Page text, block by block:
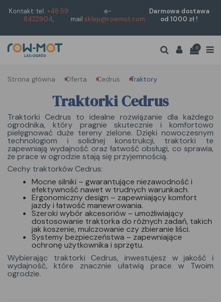
Kontakt: tel.+48 59
8422904,
e-
mail sklep@rowmot.com
Darmowa dostawa
od 1000 zł !
0
Strona główna Oferta Cedrus Traktory
Traktorki Cedrus
Traktorki Cedrus to idealne rozwiązanie dla każdego
ogrodnika, który pragnie skutecznie i komfortowo
pielęgnować duże tereny zielone. Dzięki nowoczesnym
technologiom i solidnej konstrukcji, traktorki te
zapewniają wydajność oraz łatwość obsługi, co sprawia,
że prace w ogrodzie stają się przyjemnością.
Cechy traktorków Cedrus:
Mocne silniki – gwarantujące niezawodność i
efektywność nawet w trudnych warunkach.
Ergonomiczny design – zapewniający komfort
jazdy i łatwość manewrowania.
Szeroki wybór akcesoriów – umożliwiający
dostosowanie traktorka do różnych zadań, takich
jak koszenie, mulczowanie czy zbieranie liści.
Systemy bezpieczeństwa – zapewniające
ochronę użytkownika i sprzętu.
Wybierając traktorki Cedrus, inwestujesz w jakość i
wydajność, które znacznie ułatwią prace w Twoim
ogrodzie.